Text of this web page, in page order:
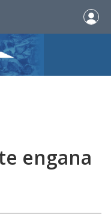
engana